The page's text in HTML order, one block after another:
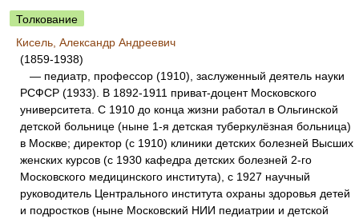
Толкование
Кисель, Александр Андреевич
(1859-1938)
— педиатр, профессор (1910), заслуженный деятель науки
РСФСР (1933). В 1892-1911 приват-доцент Московского
университета. С 1910 до конца жизни работал в Ольгинской
детской больнице (ныне 1-я детская туберкулёзная больница)
в Москве; директор (с 1910) клиники детских болезней Высших
женских курсов (с 1930 кафедра детских болезней 2-го
Московского медицинского института), с 1927 научный
руководитель Центрального института охраны здоровья детей
и подростков (ныне Московский НИИ педиатрии и детской